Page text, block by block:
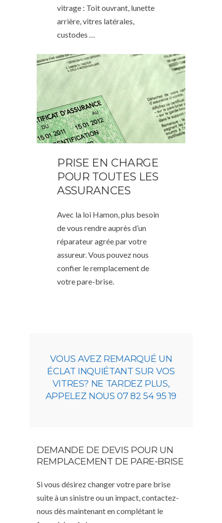
vitrage : Toit ouvrant, lunette
arrière, vitres latérales,
custodes …
PRISE EN CHARGE
POUR TOUTES LES
ASSURANCES
Avec la loi Hamon, plus besoin
de vous rendre auprès d’un
réparateur agrée par votre
assureur. Vous pouvez nous
confier le remplacement de
votre pare-brise.
VOUS AVEZ REMARQUÉ UN
ÉCLAT INQUIÉTANT SUR VOS
VITRES? NE TARDEZ PLUS,
APPELEZ NOUS 07 82 54 95 19
DEMANDE DE DEVIS POUR UN
REMPLACEMENT DE PARE-BRISE
Si vous désirez changer votre pare brise
suite à un sinistre ou un impact, contactez-
nous dès maintenant en complétant le